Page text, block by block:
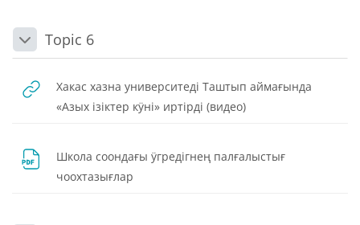
DaraltTopic 6
Хакас хазна университеді Таштып аймағында
«Азых ізіктер кӱні» иртірді (видео)URL
Школа соондағы ӱгредiгнең палғалыстығ
чоохтазығлар